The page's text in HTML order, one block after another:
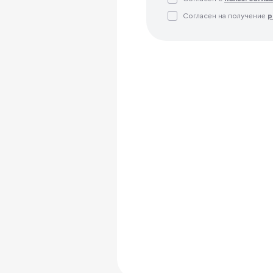
Согласен на получение